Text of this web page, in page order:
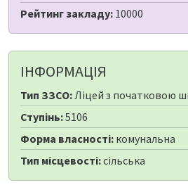
Рейтинг закладу: 10000
ІНФОРМАЦІЯ
Тип ЗЗСО:Ліцей з початковою
Ступінь:5106
Форма власності: комунальна
Тип місцевості:сільська